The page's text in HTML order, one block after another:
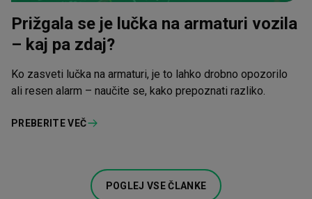
Prižgala se je lučka na armaturi vozila
– kaj pa zdaj?
Ko zasveti lučka na armaturi, je to lahko drobno opozorilo
ali resen alarm – naučite se, kako prepoznati razliko.
PREBERITE VEČ
POGLEJ VSE ČLANKE